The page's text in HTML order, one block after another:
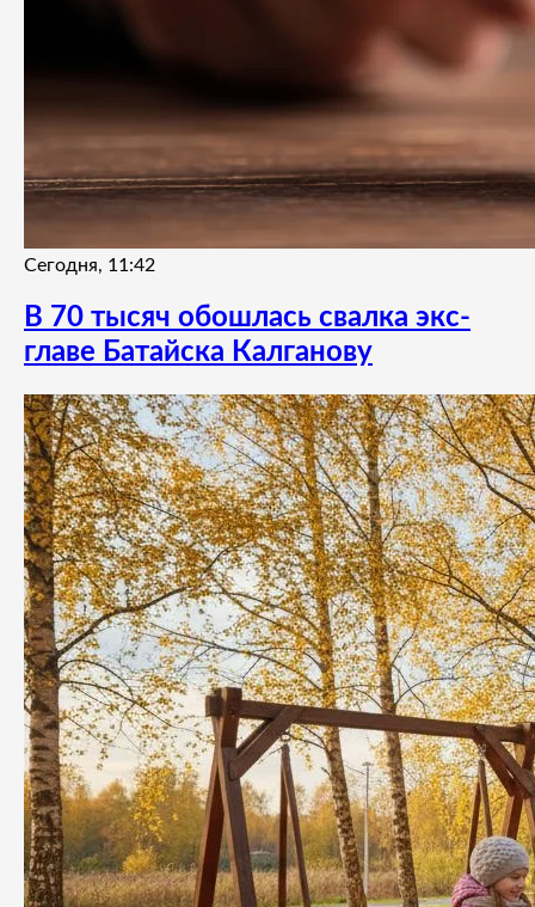
Сегодня, 11:42
В 70 тысяч обошлась свалка экс-
главе Батайска Калганову